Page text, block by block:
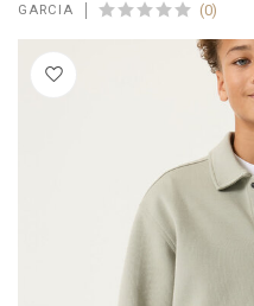
GARCIA (0)